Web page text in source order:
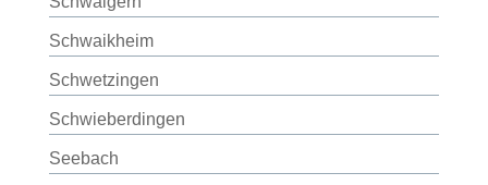
Schwaikheim
Schwetzingen
Schwieberdingen
Seebach